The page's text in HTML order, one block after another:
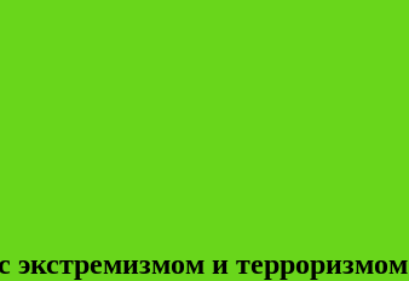
экстремизмом и терроризмом